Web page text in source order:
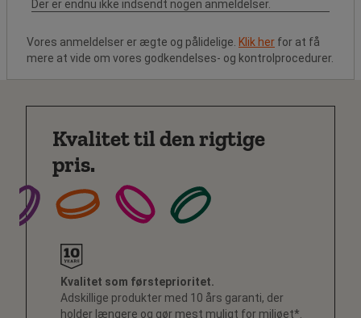
Vores anmeldelser er ægte og pålidelige. Klik her for at få
mere at vide om vores godkendelses- og kontrolprocedurer.
Kvalitet til den rigtige
pris.
Kvalitet som førsteprioritet.
Adskillige produkter med 10 års garanti, der
holder længere og gør mest muligt for miljøet*.